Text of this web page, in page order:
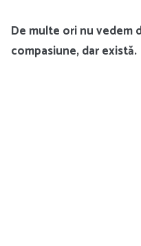
De multe ori nu vedem
compasiune, dar există.